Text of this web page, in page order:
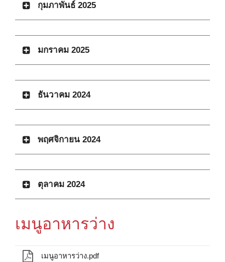
กุมภาพันธ์ 2025
มกราคม 2025
ธันวาคม 2024
พฤศจิกายน 2024
ตุลาคม 2024
เมนูอาหารว่าง
เมนูอาหารว่าง.pdf